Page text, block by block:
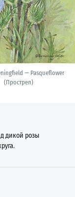
— Pasqueflower
(Прострел)
дикой розы